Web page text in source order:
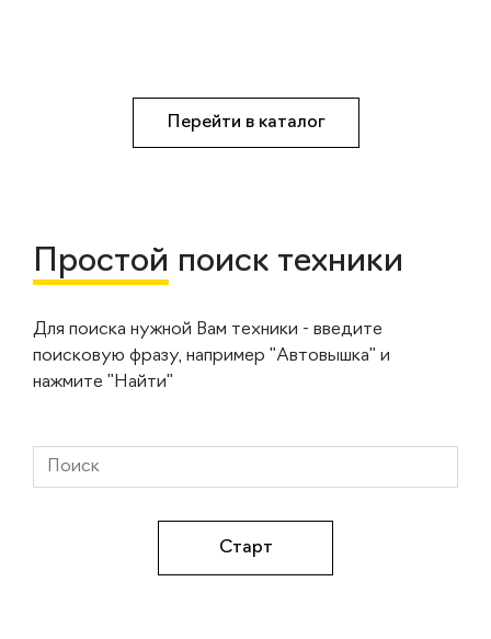
Перейти в каталог
Простой поиск техники
Для поиска нужной Вам техники - введите
поисковую фразу, например "Автовышка" и
нажмите "Найти"